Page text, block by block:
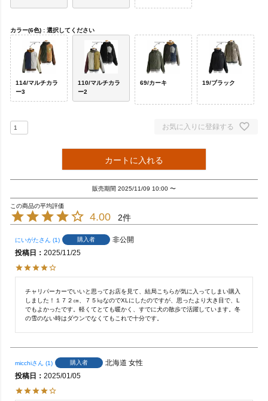
カラー(6色) 選択してください
114/マルチカラ
ー3
110/マルチカラ
ー2
69/カーキ 19/ブラック
お気に入りに登録する
カートに入れる
販売期間 2025/11/09 10:00 〜
4.00 2
にいがた 1 購入者
非公開
投稿日
2025/11/25
チャリパーカーでいいと思ってお店を見て、結局こちらが気に入ってしまい購入
しました！１７２㎝、７５㎏なのでXLにしたのですが、思ったより大き目で、L
でもよかったです。軽くてとても暖かく、すでに犬の散歩で活躍しています。冬
の雪のない時はダウンでなくてもこれで十分です。
micchi 1 購入者 北海道 女性
投稿日
2025/01/05